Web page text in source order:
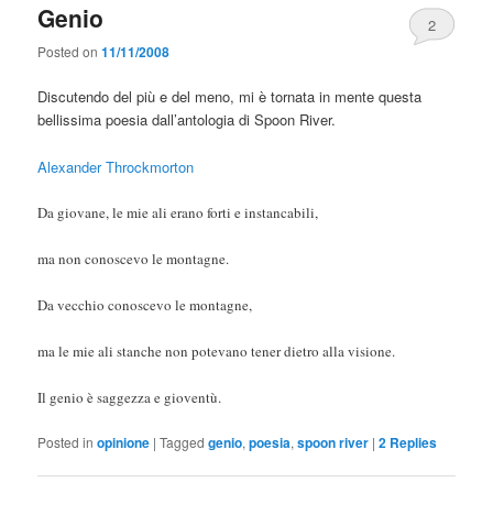
Genio
Posted on11/11/2008
2
Discutendo del più e del meno, mi è tornata in mente questa
bellissima poesia dall’antologia di Spoon River.
Alexander Throckmorton
Da giovane, le mie ali erano forti e instancabili,
ma non conoscevo le montagne.
Da vecchio conoscevo le montagne,
ma le mie ali stanche non potevano tener dietro alla visione.
Il genio è saggezza e gioventù.
Posted in opinione |Tagged genio,poesia,spoon river |2 Replies